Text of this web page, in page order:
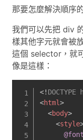
那要怎麼解決順序
我們可以先把 div
樣其他字元就會被
這個 selector，就
像是這樣：
<! DOCTYPE
<html>
<body>
<style